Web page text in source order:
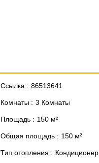
Ссылка 86513641
Комнаты 3 Комнаты
Площадь 150 м²
Общая площадь 150 м²
Тип отопления Кондиционер